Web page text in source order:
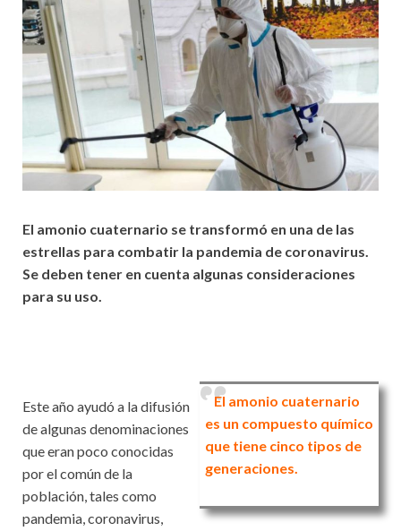
El amonio cuaternario se transformó en una de las
estrellas para combatir la pandemia de coronavirus.
Se deben tener en cuenta algunas consideraciones
para su uso.
El amonio cuaternario
es un compuesto químico
que tiene cinco tipos de
generaciones.
Este año ayudó a la difusión
de algunas denominaciones
que eran poco conocidas
por el común de la
población, tales como
pandemia, coronavirus,